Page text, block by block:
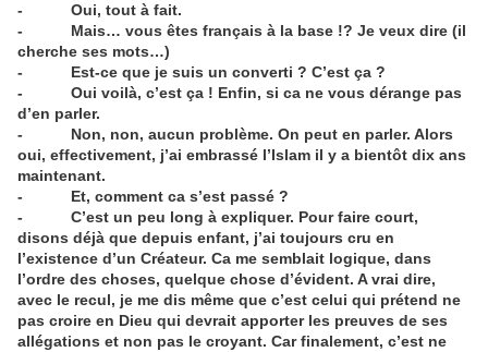
- Oui, tout à fait.
- Mais… vous êtes français à la base !? Je veux dire (il
cherche ses mots…)
- Est-ce que je suis un converti ? C’est ça ?
- Oui voilà, c’est ça ! Enfin, si ca ne vous dérange pas
d’en parler.
- Non, non, aucun problème. On peut en parler. Alors
oui, effectivement, j’ai embrassé l’Islam il y a bientôt dix ans
maintenant.
- Et, comment ca s’est passé ?
- C’est un peu long à expliquer. Pour faire court,
disons déjà que depuis enfant, j’ai toujours cru en
l’existence d’un Créateur. Ca me semblait logique, dans
l’ordre des choses, quelque chose d’évident. A vrai dire,
avec le recul, je me dis même que c’est celui qui prétend ne
pas croire en Dieu qui devrait apporter les preuves de ses
allégations et non pas le croyant. Car finalement, c’est ne